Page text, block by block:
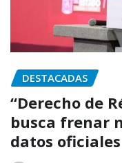
DESTACADAS
“Derecho de
busca frenar
datos oficiales